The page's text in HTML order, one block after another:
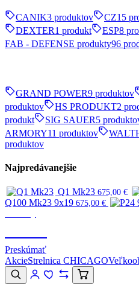
CANIK3 produktov CZ15
DEXTER1 produkt ESP8
FAB - DEFENSE produkty96
GRAND POWER9 produktov
produktov
HS PRODUKT2
produkt
SIG SAUER5
ARMORY11 produktov
produktov
Najpredávanejšie
Q1 Mk23 675,00 €
Q100 Mk23 9x19 675,00 €
Preskúmať
AkcieStrelnica CHICAGO